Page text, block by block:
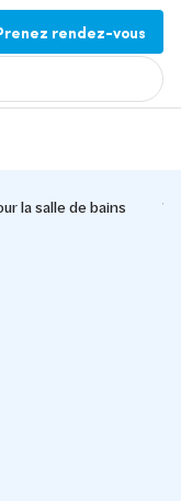
rendez-vous
la salle de bains